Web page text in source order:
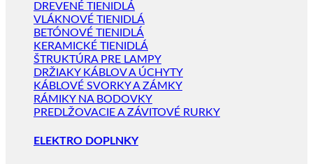
DREVENÉ TIENIDLÁ
VLÁKNOVÉ TIENIDLÁ
BETÓNOVÉ TIENIDLÁ
KERAMICKÉ TIENIDLÁ
ŠTRUKTÚRA PRE LAMPY
DRŽIAKY KÁBLOV A ÚCHYTY
KÁBLOVÉ SVORKY A ZÁMKY
RÁMIKY NA BODOVKY
PREDLŽOVACIE A ZÁVITOVÉ RURKY
ELEKTRO DOPLNKY